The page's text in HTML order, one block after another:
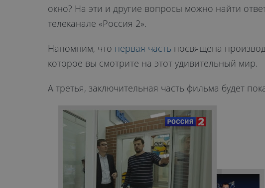
окно? На эти и другие вопросы можно найти
телеканале «Россия 2».
Напомним, что первая часть посвящена
которое вы смотрите на этот удивительный мир.
А третья, заключительная часть фильма будет